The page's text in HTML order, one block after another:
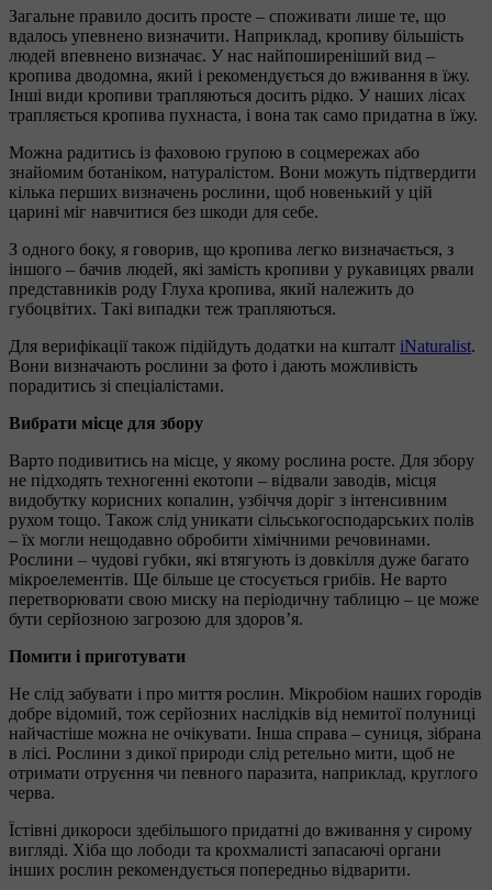
Загальне правило досить просте – споживати лише те, що
вдалось упевнено визначити. Наприклад, кропиву більшість
людей впевнено визначає. У нас найпоширеніший вид –
кропива дводомна, який і рекомендується до вживання в їжу.
Інші види кропиви трапляються досить рідко. У наших лісах
трапляється кропива пухнаста, і вона так само придатна в їжу.
Можна радитись із фаховою групою в соцмережах або
знайомим ботаніком, натуралістом. Вони можуть підтвердити
кілька перших визначень рослини, щоб новенький у цій
царині міг навчитися без шкоди для себе.
З одного боку, я говорив, що кропива легко визначається, з
іншого – бачив людей, які замість кропиви у рукавицях рвали
представників роду Глуха кропива, який належить до
губоцвітих. Такі випадки теж трапляються.
Для верифікації також підійдуть додатки на кшталт iNaturalist.
Вони визначають рослини за фото і дають можливість
порадитись зі спеціалістами.
Вибрати місце для збору
Варто подивитись на місце, у якому рослина росте. Для збору
не підходять техногенні екотопи – відвали заводів, місця
видобутку корисних копалин, узбіччя доріг з інтенсивним
рухом тощо. Також слід уникати сільськогосподарських полів
– їх могли нещодавно обробити хімічними речовинами.
Рослини – чудові губки, які втягують із довкілля дуже багато
мікроелементів. Ще більше це стосується грибів. Не варто
перетворювати свою миску на періодичну таблицю – це може
бути серйозною загрозою для здоров’я.
Помити і приготувати
Не слід забувати і про миття рослин. Мікробіом наших городів
добре відомий, тож серйозних наслідків від немитої полуниці
найчастіше можна не очікувати. Інша справа – суниця, зібрана
в лісі. Рослини з дикої природи слід ретельно мити, щоб не
отримати отруєння чи певного паразита, наприклад, круглого
черва.
Їстівні дикороси здебільшого придатні до вживання у сирому
вигляді. Хіба що лободи та крохмалисті запасаючі органи
інших рослин рекомендується попередньо відварити.